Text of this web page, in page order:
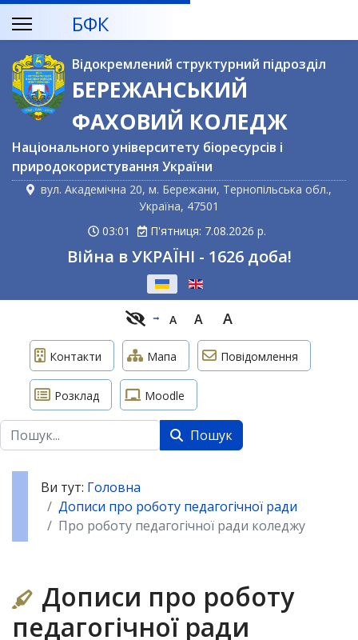
БФК
Відокремлений структурний підрозділ
БЕРЕЖАНСЬКИЙ
ФАХОВИЙ КОЛЕДЖ
Національного університету біоресурсів і
природокористування України
вул. Академічна 20, м. Бережани, Тернопільська обл.,
Україна, 47501
03:01
П'ятниця: 7.08.2026 р.
Війна в УКРАЇНІ - 1626 доба!
A A A
Контакти Мапа Повідомлення
Розклад Moodle
Пошук Пошук
Ви тут: Головна
Дописи про роботу педагогічної ради
Про роботу педагогічної ради коледжу
Дописи про роботу
педагогічної ради